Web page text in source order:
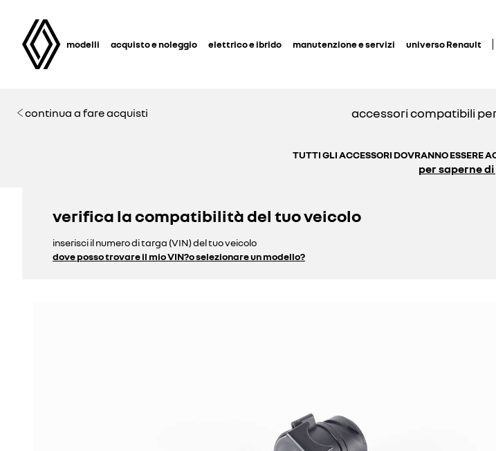
modelli acquisto e noleggio elettrico e ibrido manutenzione e servizi universo Renault
continua a fare acquisti accessori compatibili
TUTTI GLI ACCESSORI DOVRANNO ESSERE
per saperne di
verifica la compatibilità del tuo veicolo
inserisci il numero di targa (VIN) del tuo veicolo
dove posso trovare il mio VIN?o selezionare un modello?